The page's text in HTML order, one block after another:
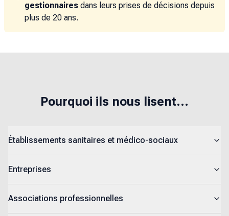
gestionnaires dans leurs prises de décisions depuis
plus de 20 ans.
Pourquoi ils nous lisent...
Établissements sanitaires et médico-sociaux
Entreprises
Associations professionnelles